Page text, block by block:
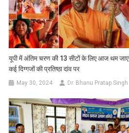
यूपी में अंतिम चरण की 13 सीटों के लिए आज थम
कई दिग्गजों की प्रतिष्ठा दांव पर
May 30, 2024 Dr. Bhanu Pratap Singh